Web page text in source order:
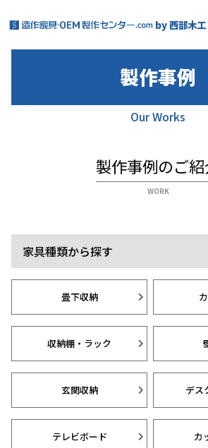
by 西部木工
TOP 製作事例
製作事例
Our Works
製作事例のご
家具種類から探す
畳下収納
収納棚・ラック
玄関収納 デス
テレビボード カ